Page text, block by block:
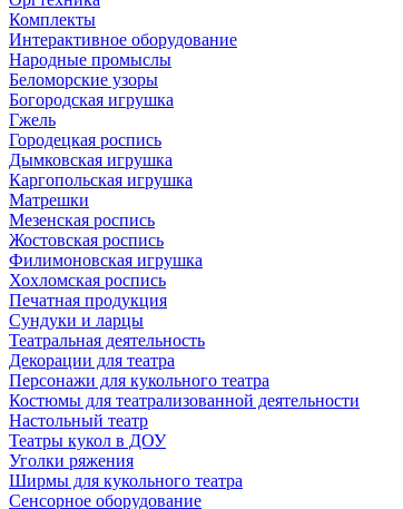
Комплекты
Интерактивное оборудование
Народные промыслы
Беломорские узоры
Богородская игрушка
Гжель
Городецкая роспись
Дымковская игрушка
Каргопольская игрушка
Матрешки
Мезенская роспись
Жостовская роспись
Филимоновская игрушка
Хохломская роспись
Печатная продукция
Сундуки и ларцы
Театральная деятельность
Декорации для театра
Персонажи для кукольного театра
Костюмы для театрализованной деятельности
Настольный театр
Театры кукол в ДОУ
Уголки ряжения
Ширмы для кукольного театра
Сенсорное оборудование